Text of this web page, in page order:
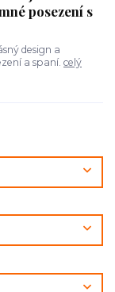
posezení s
design a
a spaní. celý